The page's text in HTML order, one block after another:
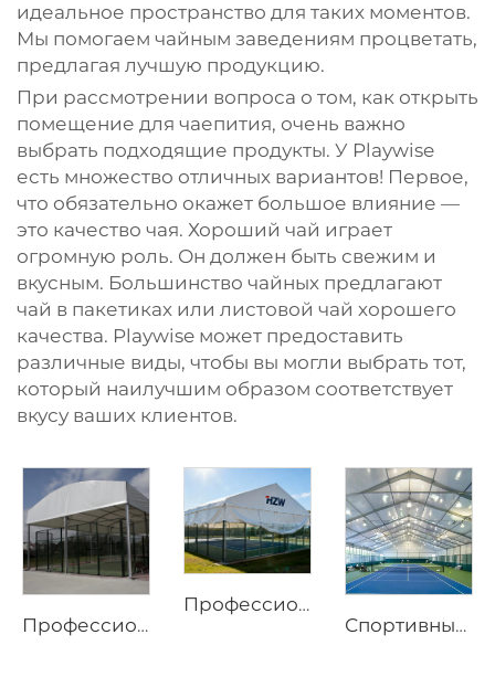
идеальное пространство для таких моментов.
Мы помогаем чайным заведениям процветать,
предлагая лучшую продукцию.
При рассмотрении вопроса о том, как открыть
помещение для чаепития, очень важно
выбрать подходящие продукты. У Playwise
есть множество отличных вариантов! Первое,
что обязательно окажет большое влияние —
это качество чая. Хороший чай играет
огромную роль. Он должен быть свежим и
вкусным. Большинство чайных предлагают
чай в пакетиках или листовой чай хорошего
качества. Playwise может предоставить
различные виды, чтобы вы могли выбрать тот,
который наилучшим образом соответствует
вкусу ваших клиентов.
Профессиональная конструкция падел-корта из стали и стекла | Водонепроницаемый наружный спортивный тент с теневым клапаном для теннисных объектов
Профессиональное решение для кровли спортивных площадок | Промышленный алюминиевый навес для арены
Спортивные шатры на заказ по заводским ценам | Быстросборные бадминтонные залы на алюминиевом каркасе для коммерческих объектов